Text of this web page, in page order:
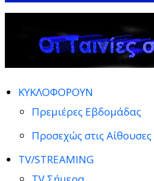
ΚΥΚΛΟΦΟΡΟΥΝ
Πρεμιέρες Εβδομάδας
Προσεχώς στις Αίθουσες
TV/STREAMING